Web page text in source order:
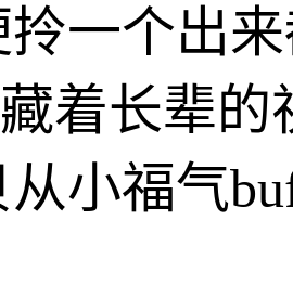
一个出
着长辈的
小福气